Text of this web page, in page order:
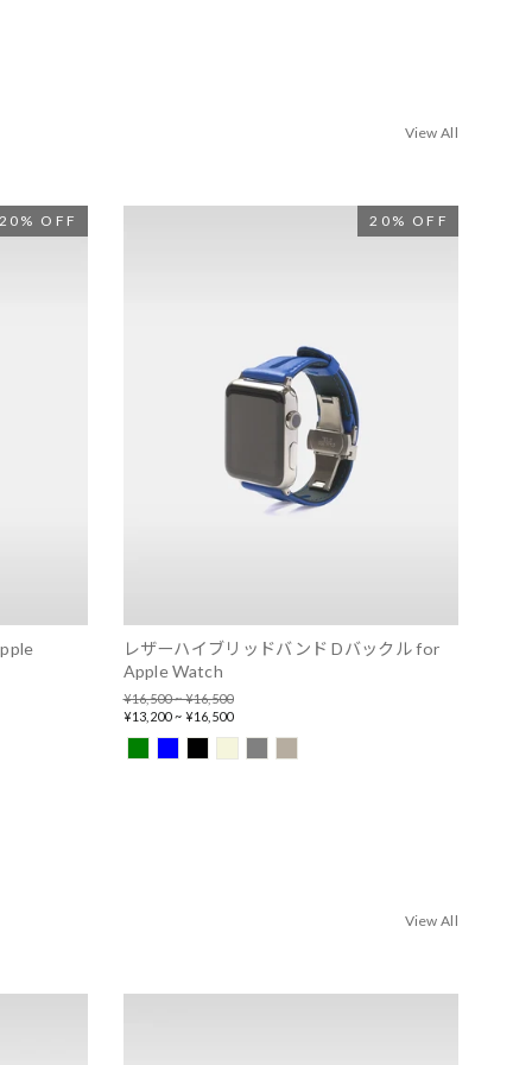
View All
20% OFF 20% OFF
レザーハイブリッドバンド Dバックル for
Apple Watch
Regular
price
¥16,500 ~ ¥16,500
Sale
¥13,200 ~ ¥16,500
View All